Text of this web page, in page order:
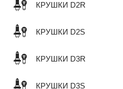
КРУШКИ D2R
КРУШКИ D2S
КРУШКИ D3R
КРУШКИ D3S